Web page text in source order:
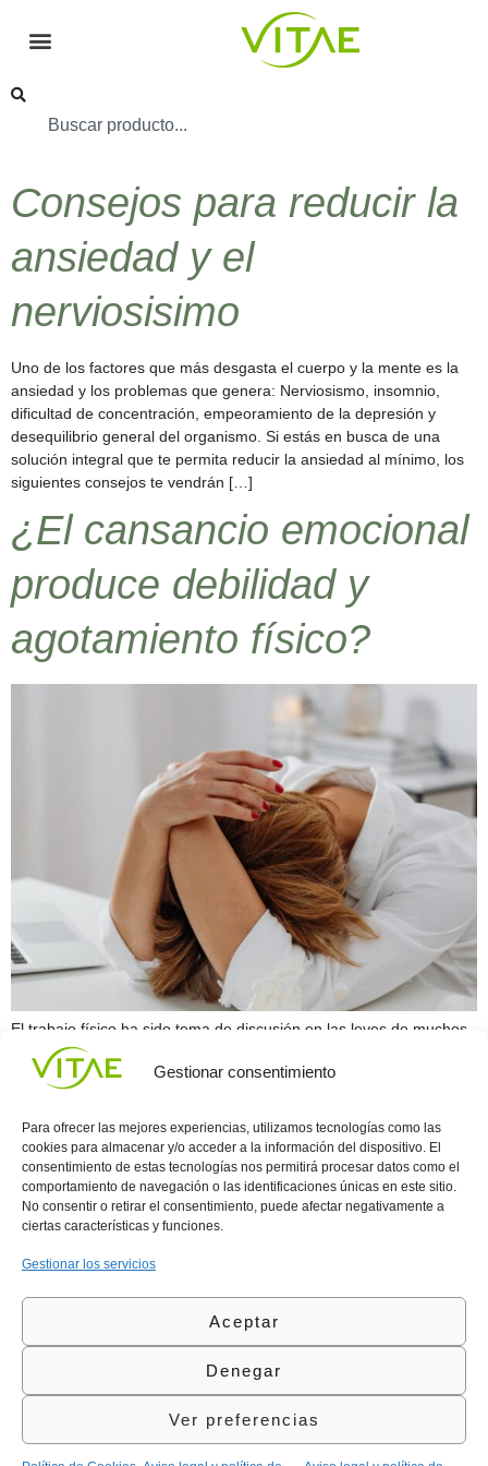
Gestionar consentimiento
Para ofrecer las mejores experiencias, utilizamos tecnologías como las
cookies para almacenar y/o acceder a la información del dispositivo. El
consentimiento de estas tecnologías nos permitirá procesar datos como el
comportamiento de navegación o las identificaciones únicas en este sitio.
No consentir o retirar el consentimiento, puede afectar negativamente a
ciertas características y funciones.
Gestionar los servicios
Aceptar
Denegar
Ver preferencias
Consejos para reducir la
ansiedad y el
nerviosisimo
Uno de los factores que más desgasta el cuerpo y la mente es la
ansiedad y los problemas que genera: Nerviosismo, insomnio,
dificultad de concentración, empeoramiento de la depresión y
desequilibrio general del organismo. Si estás en busca de una
solución integral que te permita reducir la ansiedad al mínimo, los
siguientes consejos te vendrán […]
¿El cansancio emocional
produce debilidad y
agotamiento físico?
El trabajo físico ha sido tema de discusión en las leyes de muchos
países. Existe una distinción entre el pago que debe recibir una
persona que realice actividades físicas, ya que éstas producen
económicamente el trabajo intelectual pensando que no requiere
de tanto esfuerzo. Pero el trabajo intelectual […]
Conocenos
Vitae
l
Área
Política
de
Política
Calidad
(+34)
935
©Vitae Health Innovation S.L. Todos los derechos